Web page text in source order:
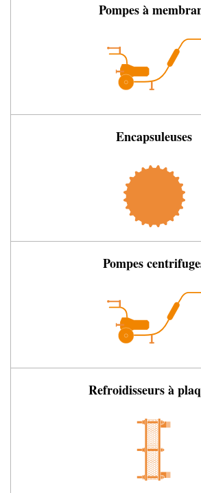
Pompes à
Encapsuleuses
Pompes
Refroidisseurs à